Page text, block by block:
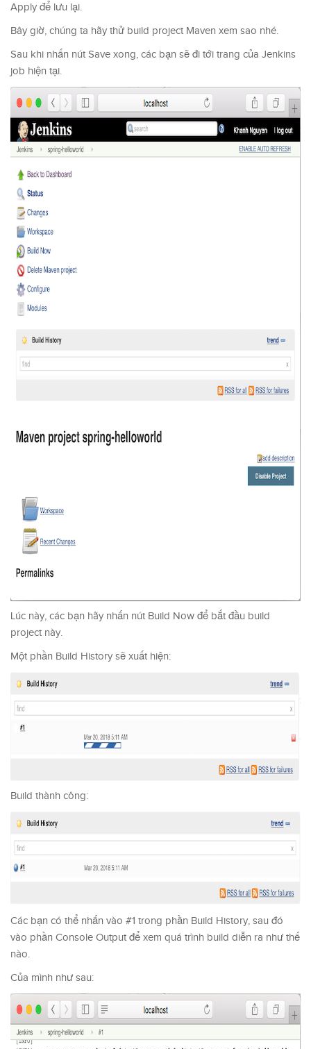
Apply để lưu lại.
Bây giờ, chúng ta hãy thử build project Maven xem sao nhé.
Sau khi nhấn nút Save xong, các bạn sẽ đi tới trang của Jenkins
job hiện tại.
Lúc này, các bạn hãy nhấn nút Build Now để bắt đầu build
project này.
Một phần Build History sẽ xuất hiện:
Build thành công:
Các bạn có thể nhấn vào #1 trong phần Build History, sau đó
vào phần Console Output để xem quá trình build diễn ra như thế
nào.
Của mình như sau: